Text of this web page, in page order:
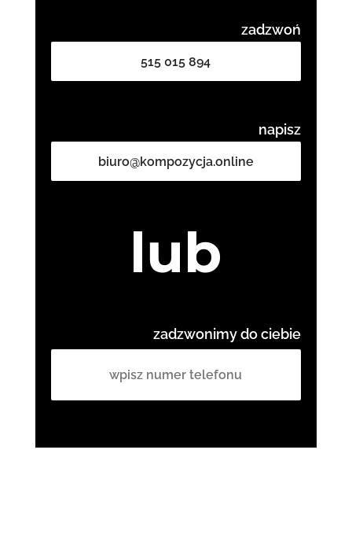
zadzwoń
515 015 894
napisz
biuro@kompozycja.online
lub
zadzwonimy do ciebie